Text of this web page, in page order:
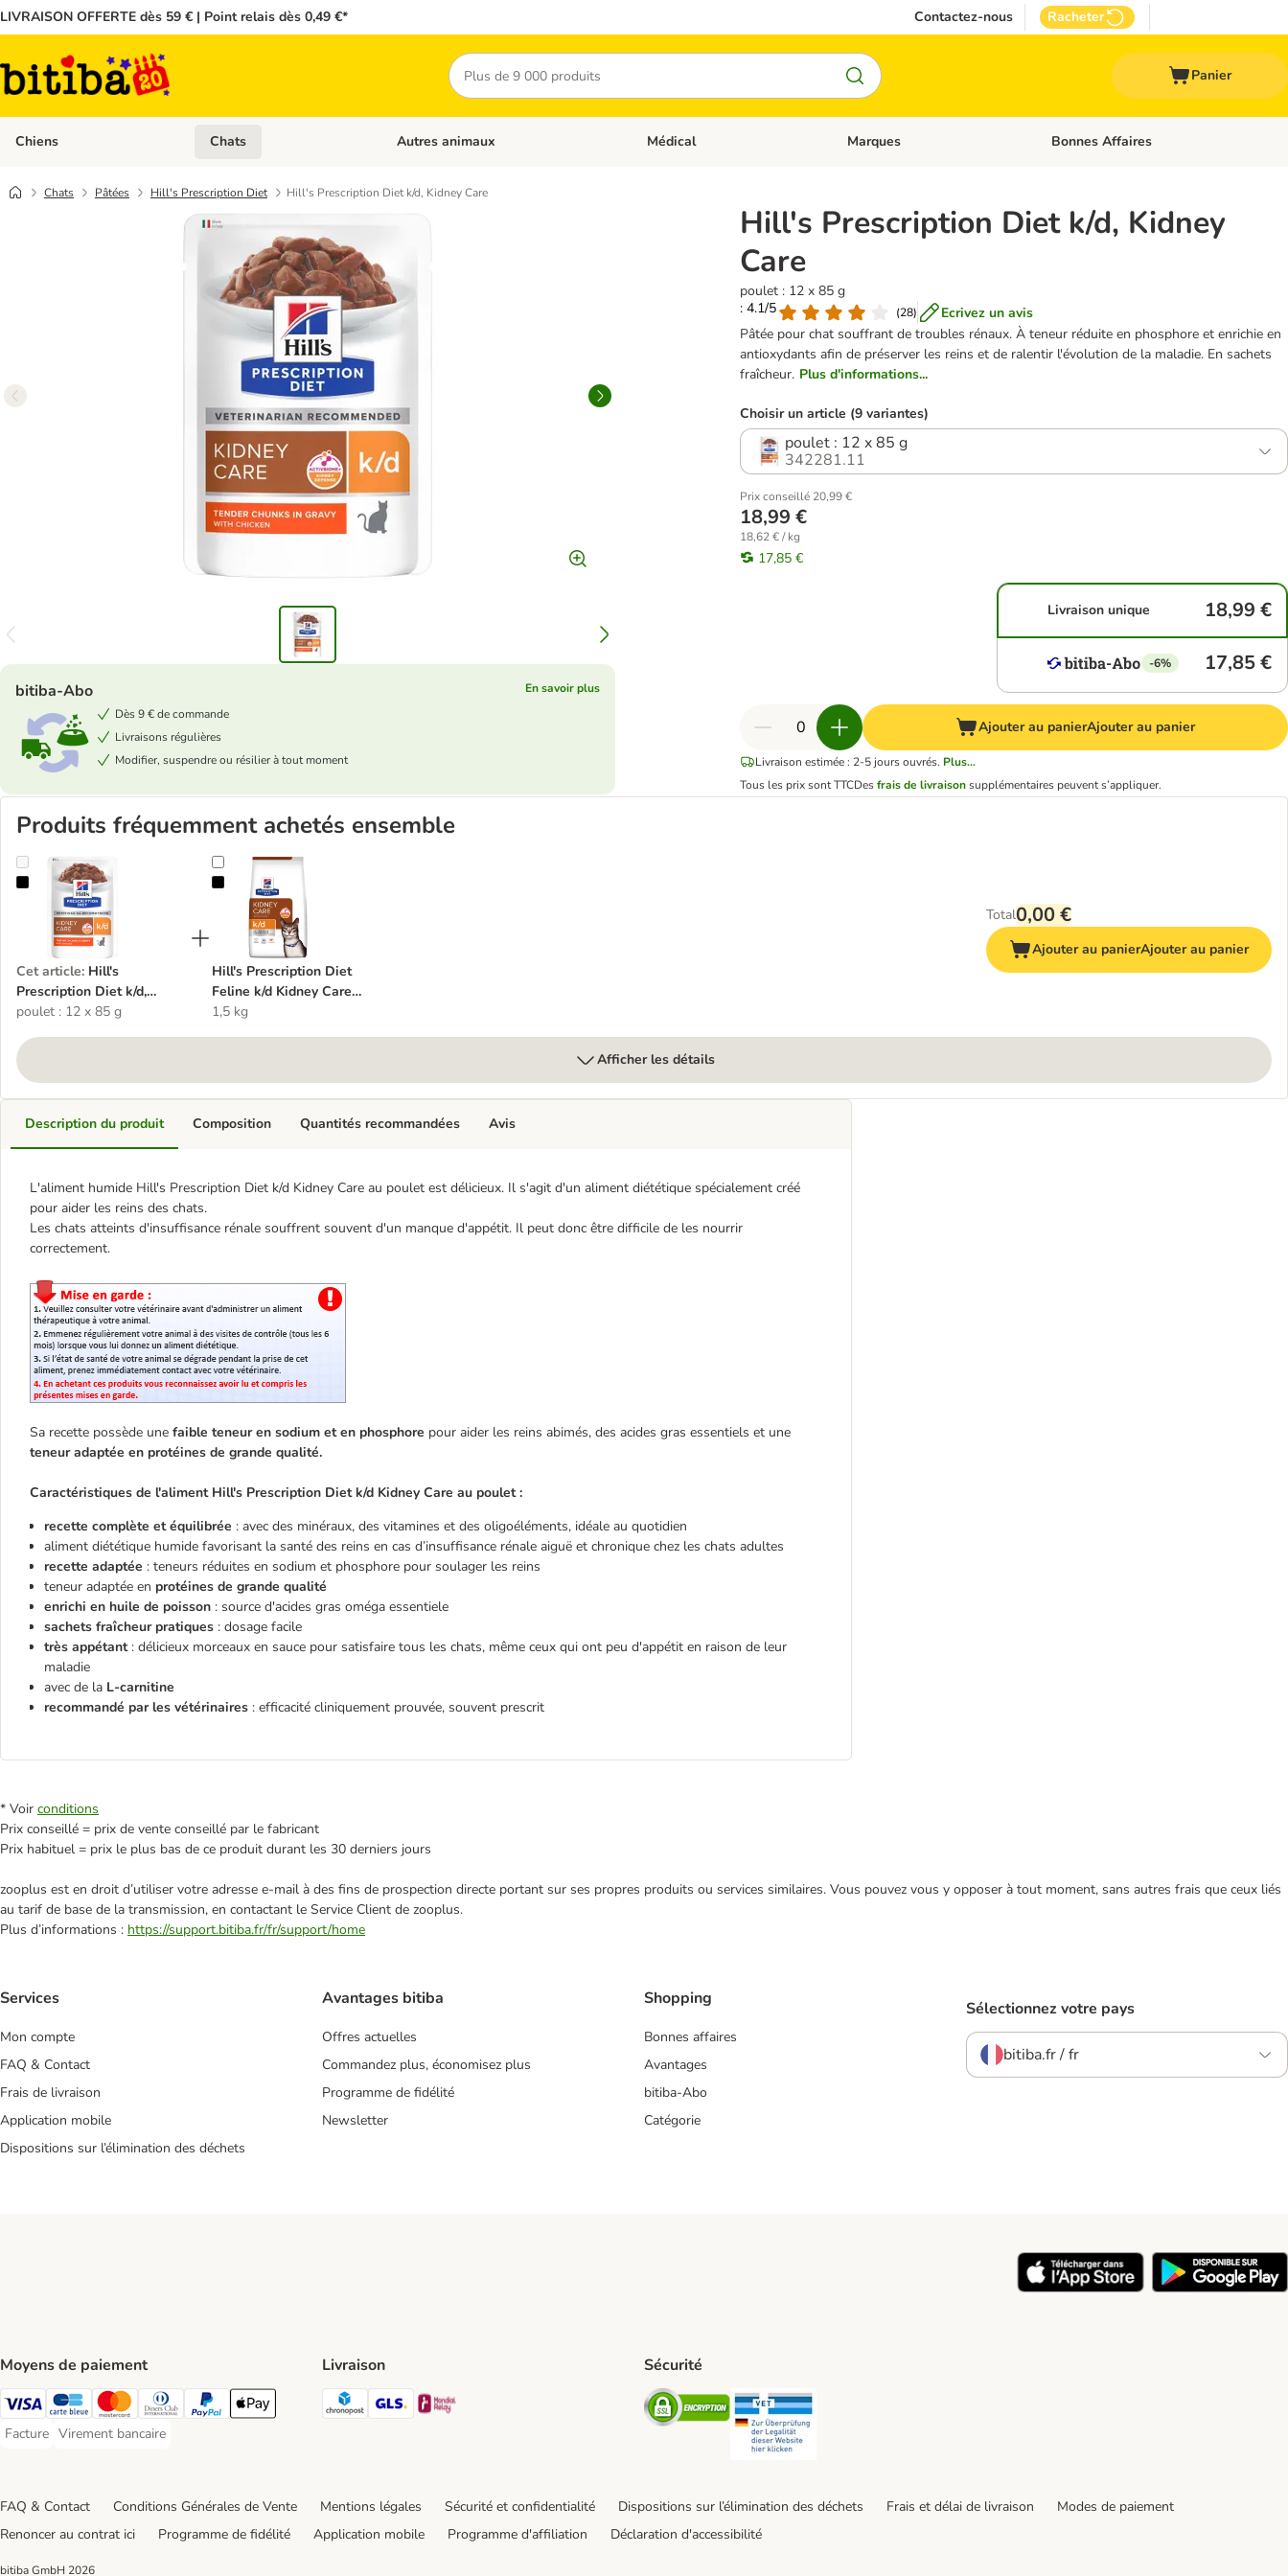
LIVRAISON OFFERTE dès 59 € | Point relais dès 0,49 €* Contactez-nous Racheter
Rechercher
Panier
Chiens Dérouler les catégories: Chiens
Chats Dérouler les catégories: Chats
Autres animaux Dérouler les catégories: Autres animaux
Médical Dérouler les catégories: Médical
Marques Dérouler les catégories: Marques
Bonnes Affaires
Chats Pâtées Hill's Prescription Diet Hill's Prescription Diet k/d, Kidney Care
Hill's Prescription Diet k/d, Kidney
Care
poulet : 12 x 85 g
: 4.1/5
(28)
Ecrivez un avis
Pâtée pour chat souffrant de troubles rénaux. À teneur réduite en phosphore et enrichie en
antioxydants afin de préserver les reins et de ralentir l'évolution de la maladie. En sachets
fraîcheur. Plus d'informations...
bitiba-Abo
En savoir plus
Dès 9 € de commande
Livraisons régulières
Modifier, suspendre ou résilier à tout moment
Choisir un article (9 variantes)
poulet : 12 x 85 g
342281.11
Prix conseillé 20,99 €
18,99 €
18,62 € / kg
17,85 €
Livraison unique 18,99 €
-6% 17,85 €
Ajouter au panierAjouter au panier
Livraison estimée : 2-5 jours ouvrés. Plus...
Tous les prix sont TTCDesfrais de livraisonsupplémentaires peuvent s’appliquer.
Produits fréquemment achetés ensemble
Hill's Prescription Diet k/d, Kidney Care
Cet article: Hill's
Prescription Diet k/d,
Kidney Care
poulet : 12 x 85 g
Hill's Prescription Diet Feline k/d Kidney Care poulet
Hill's Prescription Diet
Feline k/d Kidney Care
poulet
1,5 kg
Total0,00 €
Ajouter au panierAjouter au panier
Afficher les détails
Description du produit
L'aliment humide Hill's Prescription Diet k/d Kidney Care au poulet est délicieux. Il s'agit d'un aliment diététique spécialement créé
pour aider les reins des chats.
Les chats atteints d'insuffisance rénale souffrent souvent d'un manque d'appétit. Il peut donc être difficile de les nourrir
correctement.
Sa recette possède une faible teneur en sodium et en phosphore pour aider les reins abimés, des acides gras essentiels et une
teneur adaptée en protéines de grande qualité.
Caractéristiques de l'aliment Hill's Prescription Diet k/d Kidney Care au poulet :
recette complète et équilibrée : avec des minéraux, des vitamines et des oligoéléments, idéale au quotidien
aliment diététique humide favorisant la santé des reins en cas d’insuffisance rénale aiguë et chronique chez les chats adultes
recette adaptée : teneurs réduites en sodium et phosphore pour soulager les reins
teneur adaptée en protéines de grande qualité
enrichi en huile de poisson : source d'acides gras oméga essentiele
sachets fraîcheur pratiques : dosage facile
très appétant: délicieux morceaux en sauce pour satisfaire tous les chats, même ceux qui ont peu d'appétit en raison de leur
maladie
avec de la L-carnitine
recommandé par les vétérinaires : efficacité cliniquement prouvée, souvent prescrit
Composition Quantités recommandées Avis
* Voir conditions
Prix conseillé = prix de vente conseillé par le fabricant
Prix habituel = prix le plus bas de ce produit durant les 30 derniers jours
zooplus est en droit d’utiliser votre adresse e‑mail à des fins de prospection directe portant sur ses propres produits ou services similaires. Vous pouvez vous y opposer à tout moment, sans autres frais que ceux liés
au tarif de base de la transmission, en contactant le Service Client de zooplus.
Plus d’informations : https://support.bitiba.fr/fr/support/home
Services
Mon compte
FAQ & Contact
Frais de livraison
Application mobile
Dispositions sur l’élimination des déchets
Avantages bitiba
Offres actuelles
Commandez plus, économisez plus
Programme de fidélité
Newsletter
Shopping
Bonnes affaires
Avantages
bitiba-Abo
Catégorie
Sélectionnez votre pays
bitiba.fr / fr
Moyens de paiement
Visa Payment Method
carte bleue Payment Method
Master Card Payment Method
Diners Club Payment Method
Paypal Payment Method
Apple Pay Payment Method
Facture
Facture Payment Method
Virement bancaire
Virement bancaire Payment Method
Livraison
Chronopost Shipping Method
GLS Shipping Method
Mondial relay Shipping Method
Sécurité
Security
FAQ & Contact Conditions Générales de Vente Mentions légales Sécurité et confidentialité Dispositions sur l’élimination des déchets Frais et délai de livraison
Modes de paiement
Renoncer au contrat ici
Programme de fidélité Application mobile Programme d'affiliation Déclaration d'accessibilité
bitiba GmbH 2026